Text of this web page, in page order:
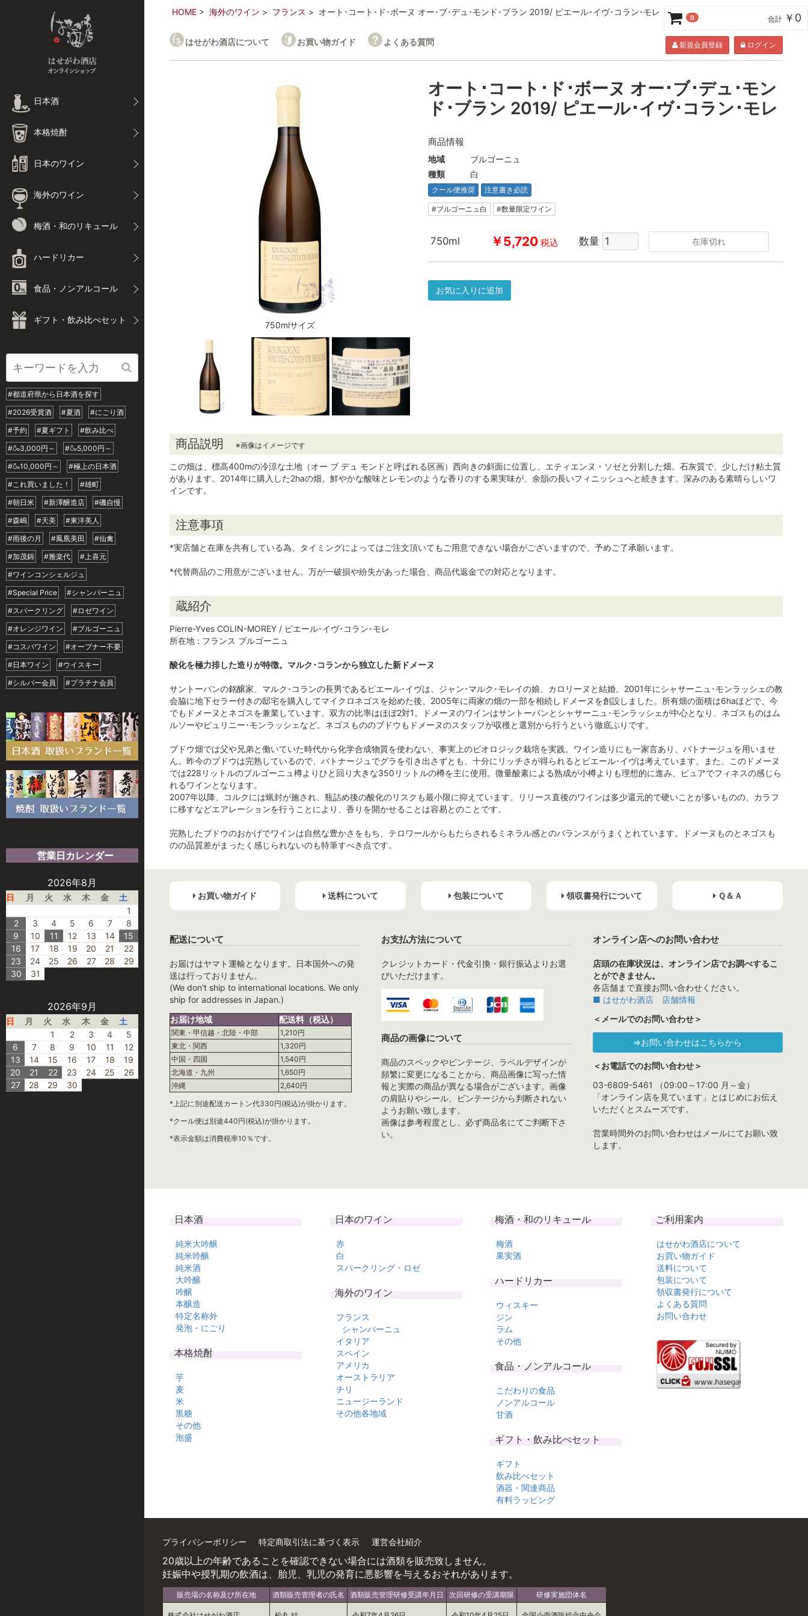
日本酒
本格焼酎
日本のワイン
海外のワイン
梅酒・和のリキュール
ハードリカー
食品・ノンアルコール
ギフト・飲み比べセット
#都道府県から日本酒を探す
#2026受賞酒
#夏酒
#にごり酒
#予約
#夏ギフト
#飲み比べ
#🍶3,000円～
#🍶5,000円～
#🍶10,000円～
#極上の日本酒
#これ買いました！
#雄町
#朝日米
#新澤醸造店
#磯自慢
#森嶋
#天美
#東洋美人
#雨後の月
#鳳凰美田
#仙禽
#加茂錦
#雅楽代
#上喜元
#ワインコンシェルジュ
#Special Price
#シャンパーニュ
#スパークリング
#ロゼワイン
#オレンジワイン
#ブルゴーニュ
#コスパワイン
#オープナー不要
#日本ワイン
#ウイスキー
#シルバー会員
#プラチナ会員
営業日カレンダー
2026年8月
日 月 火 水 木 金
土
1
2
3 4 5 6 7
8
9
10 11 12 13 14
15
16
17 18 19 20 21
22
23
24 25 26 27 28
29
30
31
2026年9月
日 月 火 水 木 金
土
1
2 3 4
5
6
7 8 9 10 11
12
13
14 15 16 17 18
19
20
21 22 23 24 25
26
27
28 29 30
HOME 海外のワイン フランス オート･コート･ド･ボーヌ オー･ブ･デュ･モンド･ブラン 2019/ ピエール･イヴ･コラン･モレ
はせがわ酒店について お買い物ガイド よくある質問 新規会員登録 ログイン
750mlサイズ
オート･コート･ド･ボーヌ オー･ブ･デュ･モン
ド･ブラン 2019/ ピエール･イヴ･コラン･モレ
商品情報
地域
ブルゴーニュ
種類
白
クール便推奨 注意書き必読
#ブルゴーニュ白 #数量限定ワイン
750ml ￥5,720 税込 数量 在庫切れ
お気に入りに追加
商品説明 ※画像はイメージです
この畑は、標高400mの冷涼な土地（オー ブ デュ モンドと呼ばれる区画）西向きの斜面に位置し、エティエンヌ・ソゼと分割した畑。石灰質で、少しだけ粘土質
があります。2014年に購入した2haの畑。鮮やかな酸味とレモンのような香りのする果実味が、余韻の長いフィニッシュへと続きます。深みのある素晴らしいワ
インです。
注意事項
*実店舗と在庫を共有している為、タイミングによってはご注文頂いてもご用意できない場合がございますので、予めご了承願います。
*代替商品のご用意がございません。万が一破損や紛失があった場合、商品代返金での対応となります。
蔵紹介
Pierre-Yves COLIN-MOREY / ピエール･イヴ･コラン･モレ
所在地 : フランス ブルゴーニュ
酸化を極力排した造りが特徴。マルク･コランから独立した新ドメーヌ
サントーバンの銘醸家、マルク･コランの長男であるピエール･イヴは、ジャン･マルク･モレイの娘、カロリーヌと結婚。2001年にシャサーニュ･モンラッシェの教
会脇に地下セラー付きの邸宅を購入してマイクロネゴスを始めた後、2005年に両家の畑の一部を相続しドメーヌを創設しました。所有畑の面積は6haほどで、今
でもドメーヌとネゴスを兼業しています。双方の比率はほぼ2対1。ドメーヌのワインはサントーバンとシャサーニュ･モンラッシェが中心となり、ネゴスものはム
ルソーやピュリニー･モンラッシェなど。ネゴスもののブドウもドメーヌのスタッフが収穫と選別から行うという徹底ぶりです。
ブドウ畑では父や兄弟と働いていた時代から化学合成物質を使わない、事実上のビオロジック栽培を実践。ワイン造りにも一家言あり、バトナージュを用いませ
ん。昨今のブドウは完熟しているので、バトナージュでグラを引き出さずとも、十分にリッチさが得られるとピエール･イヴは考えています。また、このドメーヌ
では228リットルのブルゴーニュ樽よりひと回り大きな350リットルの樽を主に使用。微量酸素による熟成が小樽よりも理想的に進み、ピュアでフィネスの感じら
れるワインとなります。
2007年以降、コルクには蝋封が施され、瓶詰め後の酸化のリスクも最小限に抑えています。リリース直後のワインは多少還元的で硬いことが多いものの、カラフ
に移すなどエアレーションを行うことにより、香りを開かせることは容易とのことです。
完熟したブドウのおかげでワインは自然な豊かさをもち、テロワールからもたらされるミネラル感とのバランスがうまくとれています。ドメーヌものとネゴスも
のの品質差がまったく感じられないのも特筆すべき点です。
0 合計 ￥0
お買い物ガイド 送料について 包装について 領収書発行について Ｑ＆Ａ
配送について
お届けはヤマト運輸となります。日本国外への発
送は行っておりません。
(We don't ship to international locations. We only
ship for addresses in Japan.)
お届け地域
配送料（税込）
関東・甲信越・北陸・中部
1,210円
東北・関西
1,320円
中国・四国
1,540円
北海道・九州
1,650円
沖縄
2,640円
*上記に別途配送カートン代330円(税込)が掛かります。
*クール便は別途440円(税込)が掛かります。
*表示金額は消費税率10％です。
お支払方法について
クレジットカード・代金引換・銀行振込よりお選
びいただけます。
商品の画像について
商品のスペックやビンテージ、ラベルデザインが
頻繁に変更になることから、商品画像に写った情
報と実際の商品が異なる場合がございます。画像
の肩貼りやシール、ビンテージから判断されない
ようお願い致します。
画像は参考程度とし、必ず商品名にてご判断下さ
い。
オンライン店へのお問い合わせ
店頭の在庫状況は、オンライン店でお調べするこ
とができません。
各店舗まで直接お問い合わせください。
■ はせがわ酒店 店舗情報
＜メールでのお問い合わせ＞
⇒お問い合わせはこちらから
＜お電話でのお問い合わせ＞
03-6809-5461 （09:00～17:00 月～金）
「オンライン店を見ています」とはじめにお伝え
いただくとスムーズです。
営業時間外のお問い合わせはメールにてお願い致
します。
日本酒
純米大吟醸
純米吟醸
純米酒
大吟醸
吟醸
本醸造
特定名称外
発泡・にごり
本格焼酎
芋
麦
米
黒糖
その他
泡盛
日本のワイン
赤
白
スパークリング・ロゼ
海外のワイン
フランス
シャンパーニュ
イタリア
スペイン
アメリカ
オーストラリア
チリ
ニュージーランド
その他各地域
梅酒・和のリキュール
梅酒
果実酒
ハードリカー
ウィスキー
ジン
ラム
その他
食品・ノンアルコール
こだわりの食品
ノンアルコール
甘酒
ギフト・飲み比べセット
ギフト
飲み比べセット
酒器・関連商品
有料ラッピング
ご利用案内
はせがわ酒店について
お買い物ガイド
送料について
包装について
領収書発行について
よくある質問
お問い合わせ
プライバシーポリシー 特定商取引法に基づく表示 運営会社紹介
20歳以上の年齢であることを確認できない場合には酒類を販売致しません。
妊娠中や授乳期の飲酒は、胎児、乳児の発育に悪影響を与えるおそれがあります。
販売場の名称及び所在地 酒類販売管理者の氏名 酒類販売管理研修受講年月日 次回研修の受講期限 研修実施団体名